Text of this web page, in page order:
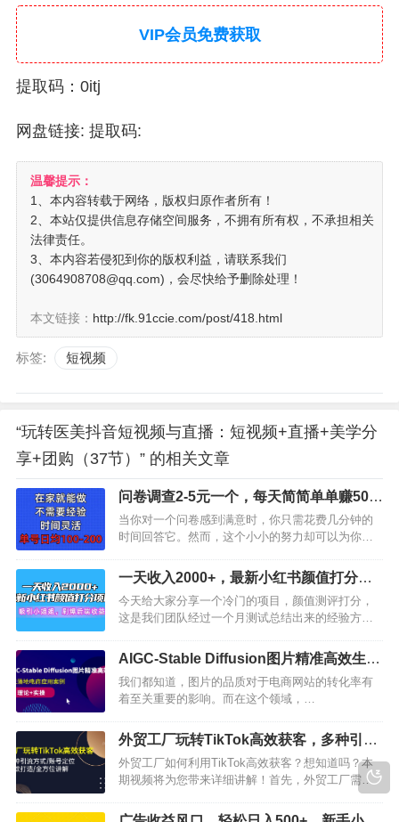
VIP会员免费获取
提取码：0itj
网盘链接: 提取码:
温馨提示：
1、本内容转载于网络，版权归原作者所有！
2、本站仅提供信息存储空间服务，不拥有所有权，不承担相关
法律责任。
3、本内容若侵犯到你的版权利益，请联系我们
(3064908708@qq.com)，会尽快给予删除处理！
本文链接： http://fk.91ccie.com/post/418.html
标签: 短视频
“玩转医美抖音短视频与直播：短视频+直播+美学分
享+团购（37节）” 的相关文章
问卷调查2-5元一个，每天简简单单赚50-
100零花钱
当你对一个问卷感到满意时，你只需花费几分钟的
时间回答它。然而，这个小小的努力却可以为你带
真实可靠的赚钱途径，而且一直都存在。当然，刚
开始的时候，你可能不太熟悉问卷调查的操作方
式，导致有些问卷无法完成。但是，你不用担心，
因为这个过程会随着你的熟练而变得越来越…
一天收入2000+，最新小红书颜值打分项
目，吸引小姐姐，刷爆后端收益
今天给大家分享一个冷门的项目，颜值测评打分，
这是我们团队经过一个月测试总结出来的经验方法
粉，每天引流三四个，无意间在逛淘宝的时候看到
【颜值打分】这个商品链接，“颜值打分”这四个字引
起了我的注意，抱着试试看的态度转了个6.9体验了
一下。这个项目简单来说就是颜…
AIGC-Stable Diffusion图片精准高效生
成，真正落地电商应用案例(理论+实操)
我们都知道，图片的品质对于电商网站的转化率有
着至关重要的影响。而在这个领域，
者。那么，AIGC究竟是如何实现图片精准高效生成
的呢？它究竟有没有真正落地电商应用案例呢？接
下来，我们就一起来探讨一下这个话题。首先，我
们来了解一下AIGC技术…
外贸工厂玩转TikTok高效获客，多种引流
方式/账号定位/爆款打造/全方位讲解
外贸工厂如何利用TikTok高效获客？想知道吗？本
期视频将为您带来详细讲解！首先，外贸工厂需要
明确自己的目标客户群体，然后针对目标客户进行
抖音账号定位。比如，如果您的客户群体是年轻女